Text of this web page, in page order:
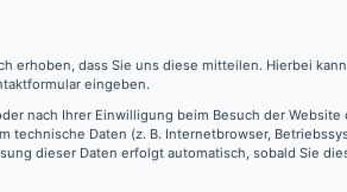
erhoben, dass Sie uns diese mitteilen. Hierbei
eingeben.
nach Ihrer Einwilligung beim Besuch der Website
technische Daten (z. B. Internetbrowser,
dieser Daten erfolgt automatisch, sobald Sie